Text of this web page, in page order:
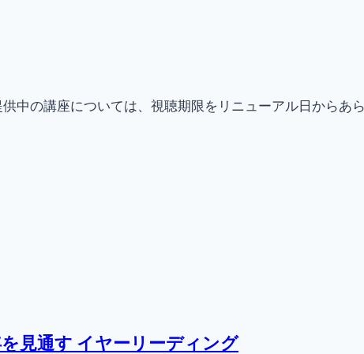
中の講座については、視聴期限をリニューアル日から
見通す イヤーリーディング